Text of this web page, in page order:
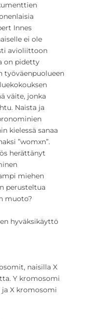
Innes
ei ole
avioliittoon
on pidetty
työväenpuolueen
väite, jonka
Naista ja
kielessä sanaa
”womxn”.
herättänyt
miehen
perusteltua
muoto?
hyväksikäyttö
naisilla X
Y kromosomi
X kromosomi